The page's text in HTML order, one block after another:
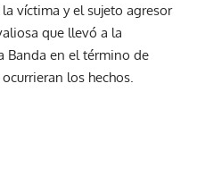
víctima y el sujeto agresor
que llevó a la
Banda en el término de
los hechos.